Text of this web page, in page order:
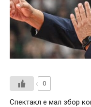
0
Спектакл е мал збор